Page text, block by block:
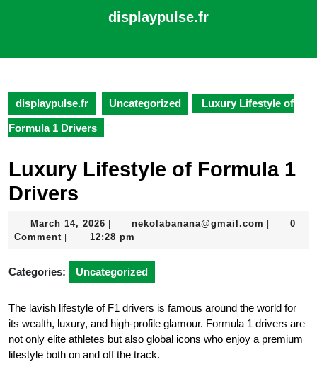
displaypulse.fr
Button
displaypulse.fr Uncategorized Luxury Lifestyle of
Formula 1 Drivers
Luxury Lifestyle of Formula 1
Drivers
March 14, 2026 March
14,
nekolabanana@gmail.com
0
Comment
12:28 pm
Categories: Uncategorized
The lavish lifestyle of F1 drivers is famous around the world for
its wealth, luxury, and high-profile glamour. Formula 1 drivers are
not only elite athletes but also global icons who enjoy a premium
lifestyle both on and off the track.